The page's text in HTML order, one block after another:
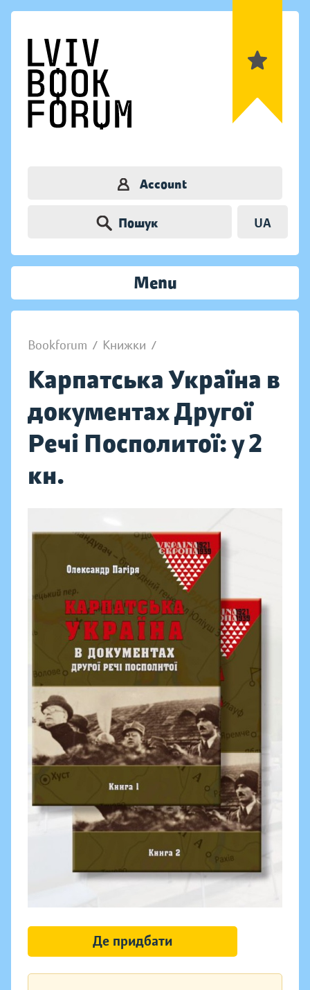
Account
Пошук UA
Menu
Bookforum / Книжки /
Карпатська Україна в
документах Другої
Речі Посполитої: у 2
кн.
Де придбати